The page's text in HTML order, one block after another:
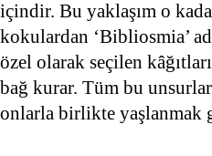
içindir. Bu yaklaşım o
kokulardan ‘Bibliosmia’
özel olarak seçilen
bağ kurar. Tüm bu
onlarla birlikte yaşlanmak